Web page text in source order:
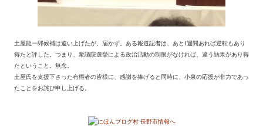
土屋龍一郎候補は追い上げたが、届かず。ある報道記者は、あと1週間あれば逆転もあり
得たと評した。つまり、衆議院選挙による政治活動の制限がなければ、違う結果があり得
たということ。無念。
土屋氏を支援下さった有権者の皆様に、感謝を捧げると同時に、小泉の応援が非力であっ
たことをお詫び申し上げる。